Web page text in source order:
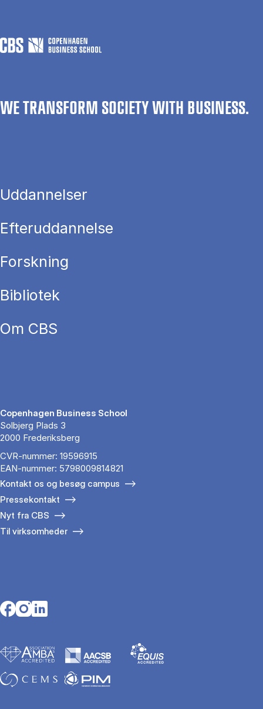
WE TRANSFORM SOCIETY WITH BUSINESS.
Uddannelser
Efteruddannelse
Forskning
Bibliotek
Om CBS
Copenhagen Business School
Solbjerg Plads 3
2000 Frederiksberg
CVR-nummer: 19596915
EAN-nummer: 5798009814821
Kontakt os og besøg campus
Pressekontakt
Nyt fra CBS
Til virksomheder
Opens in a new tab
Opens in a new tab
Opens in a new tab